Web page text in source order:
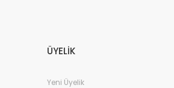
ÜYELİK
Yeni Üyelik